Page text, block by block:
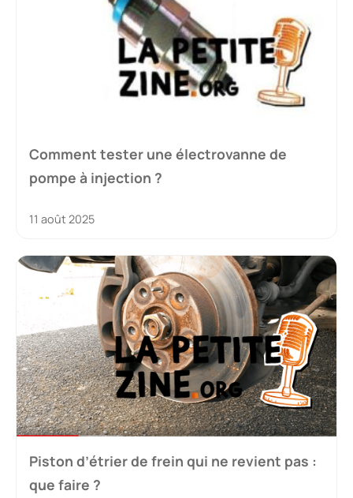
Comment tester une électrovanne de
pompe à injection ?
11 août 2025
Piston d’étrier de frein qui ne revient pas :
que faire ?